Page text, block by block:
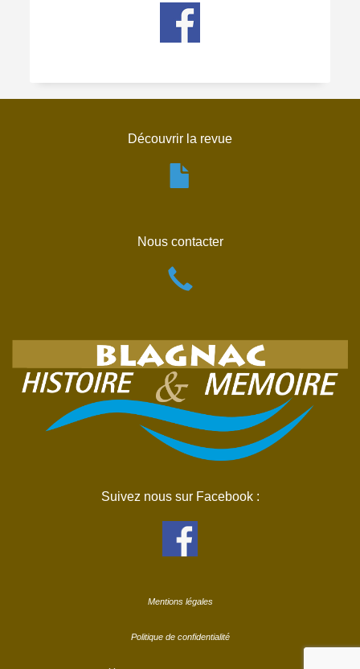
Découvrir la revue
Nous contacter
Suivez nous sur Facebook :
Mentions légales
Politique de confidentialité